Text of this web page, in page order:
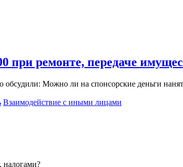
ремонте, передаче
Можно ли на спонсорские деньги
Взаимодействие с иными лицами
налогами?